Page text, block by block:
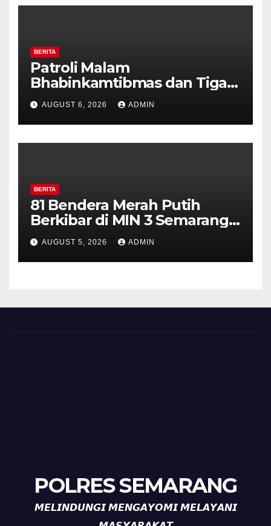
BERITA
Patroli Malam
Bhabinkamtibmas dan Tiga
Pilar Kelurahan Ungaran
Perkuat Kamtibmas, Warga
Diajak Aktifkan Ronda
AUGUST 6, 2026 ADMIN
BERITA
81 Bendera Merah Putih
Berkibar di MIN 3 Semarang,
Bhabinkamtibmas Desa
Timpik Hadiri Peringatan
HUT ke-81 Kemerdekaan RI
AUGUST 5, 2026 ADMIN
POLRES SEMARANG
𝙈𝙀𝙇𝙄𝙉𝘿𝙐𝙉𝙂𝙄 𝙈𝙀𝙉𝙂𝘼𝙔𝙊𝙈𝙄 𝙈𝙀𝙇𝘼𝙔𝘼𝙉𝙄